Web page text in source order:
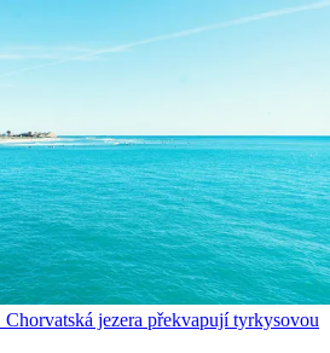
jezera překvapují tyrkysovou